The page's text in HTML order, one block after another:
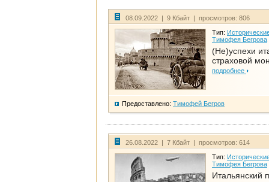
08.09.2022 | 9 Кбайт | просмотров: 806
Тип:
Тимофея Бегрова
(Не)успехи
страховой
подробнее
Предоставлено: Тимофей Бегров
26.08.2022 | 7 Кбайт | просмотров: 614
Тип:
Тимофея Бегрова
Итальянский